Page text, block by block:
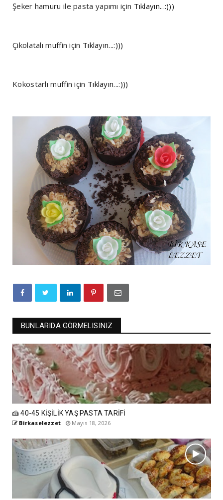
Şeker hamuru ile pasta yapımı için Tıklayın...:)))
Çikolatalı muffin için Tıklayın...:)))
Kokostarlı muffin için Tıklayın...:)))
BUNLARIDA GÖRMELISINIZ
🍰 40-45 KİŞİLİK YAŞ PASTA TARİFİ
Birkaselezzet Mayıs 18, 2026